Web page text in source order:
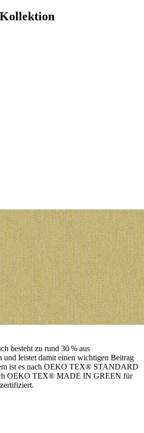
besteht zu rund 30 % aus
und leistet damit einen wichtigen Beitrag
ist es nach OEKO TEX® STANDARD
OEKO TEX® MADE IN GREEN für